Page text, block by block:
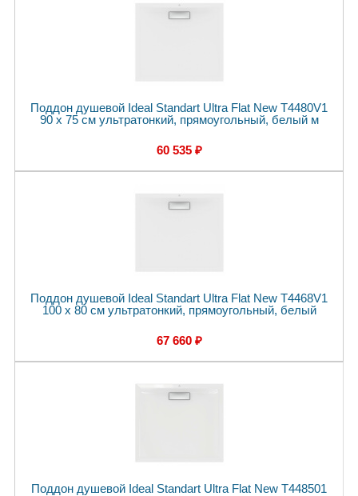
Поддон душевой Ideal Standart Ultra Flat New T4480V1
90 x 75 см ультратонкий, прямоугольный, белый м
60 535 ₽
Поддон душевой Ideal Standart Ultra Flat New T4468V1
100 x 80 см ультратонкий, прямоугольный, белый
67 660 ₽
Поддон душевой Ideal Standart Ultra Flat New T448501